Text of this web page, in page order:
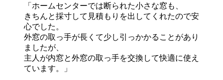
「ホームセンターでは断られた小さな窓も、
きちんと採寸して見積もりを出してくれたので安
心でした。
外窓の取っ手が長くて少し引っかかることがあり
ましたが、
主人が内窓と外窓の取っ手を交換して快適に使え
ています。」